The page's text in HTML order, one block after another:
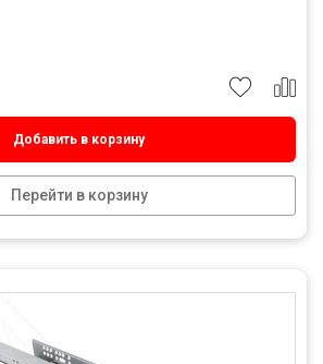
Добавить в корзину
Перейти в корзину